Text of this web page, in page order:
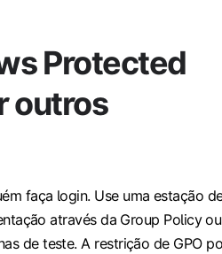
Protected
outros
faça login. Use uma estação
através da Group Policy ou
de teste. A restrição de GPO